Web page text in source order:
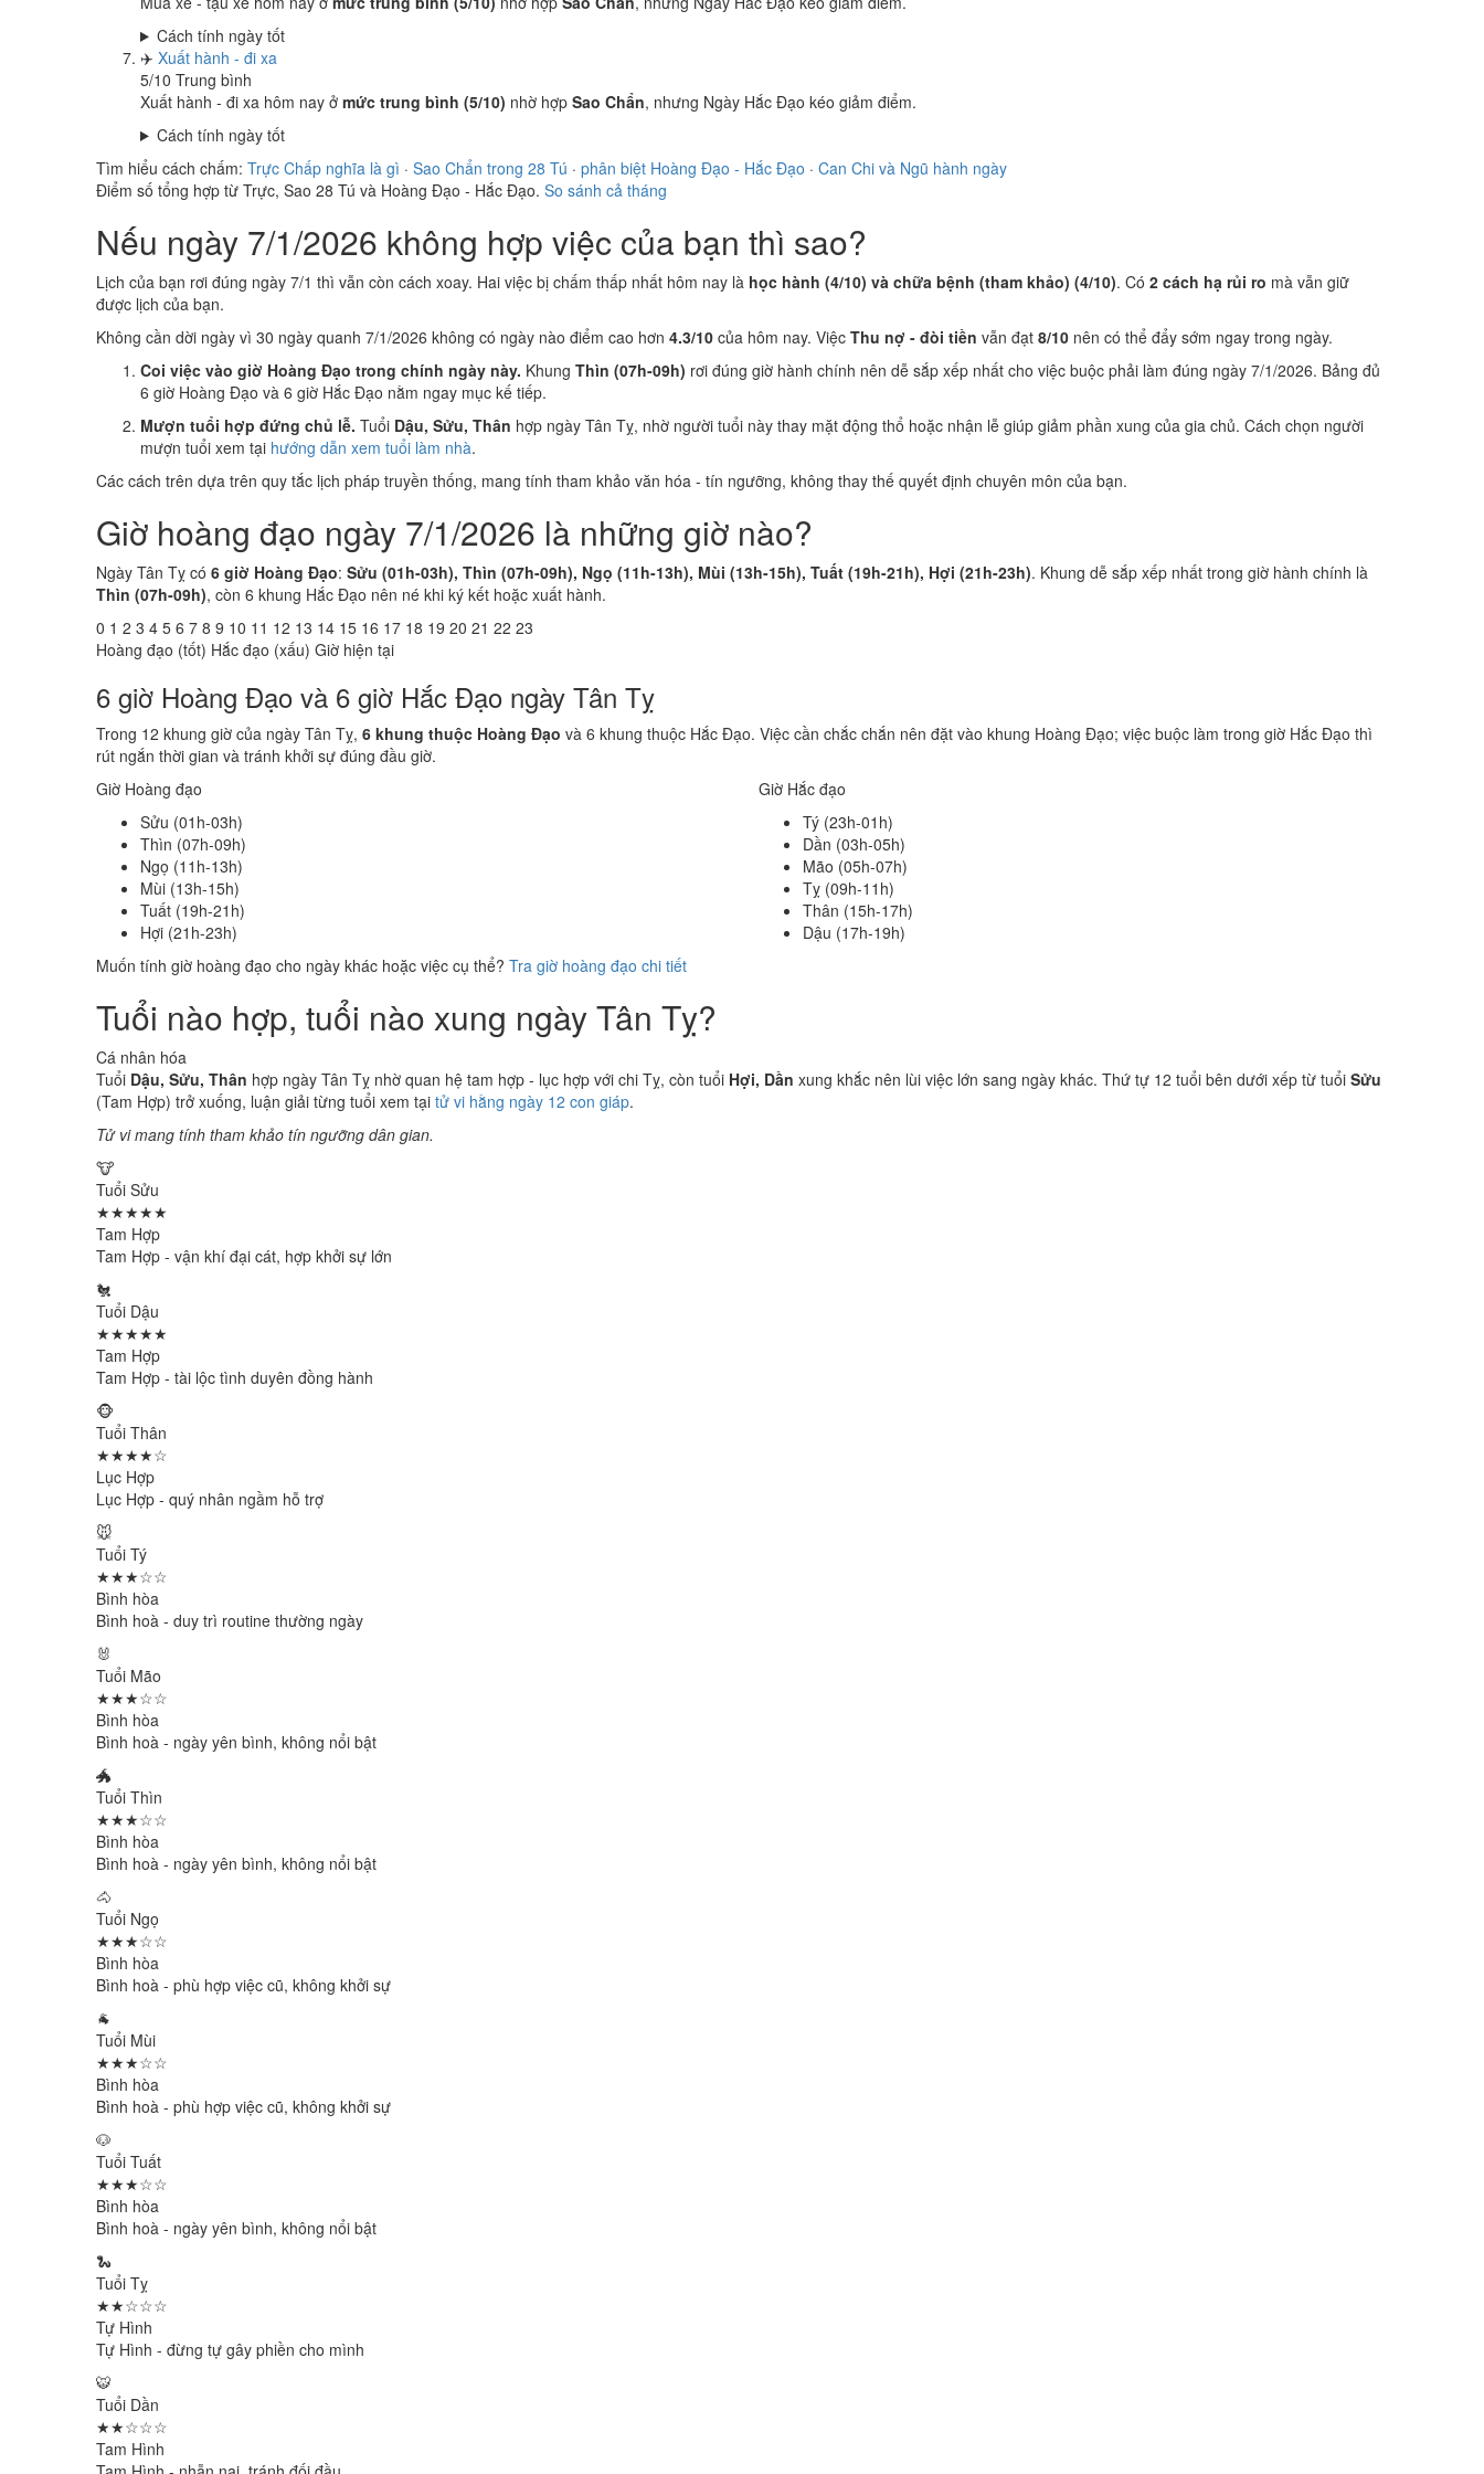
Cách tính ngày tốt
✈️ Xuất hành - đi xa
5/10 Trung bình
Xuất hành - đi xa hôm nay ở mức trung bình (5/10) nhờ hợp Sao Chẩn, nhưng Ngày Hắc Đạo kéo giảm điểm.
Cách tính ngày tốt
Tìm hiểu cách chấm: Trực Chấp nghĩa là gì · Sao Chẩn trong 28 Tú · phân biệt Hoàng Đạo - Hắc Đạo · Can Chi và Ngũ hành ngày
Điểm số tổng hợp từ Trực, Sao 28 Tú và Hoàng Đạo - Hắc Đạo. So sánh cả tháng
Nếu ngày 7/1/2026 không hợp việc của bạn thì sao?
Lịch của bạn rơi đúng ngày 7/1 thì vẫn còn cách xoay. Hai việc bị chấm thấp nhất hôm nay là học hành (4/10) và chữa bệnh (tham khảo) (4/10). Có 2 cách hạ rủi ro mà vẫn giữ
được lịch của bạn.
Không cần dời ngày vì 30 ngày quanh 7/1/2026 không có ngày nào điểm cao hơn 4.3/10 của hôm nay. Việc Thu nợ - đòi tiền vẫn đạt 8/10 nên có thể đẩy sớm ngay trong ngày.
Coi việc vào giờ Hoàng Đạo trong chính ngày này. Khung Thìn (07h-09h) rơi đúng giờ hành chính nên dễ sắp xếp nhất cho việc buộc phải làm đúng ngày 7/1/2026. Bảng đủ
6 giờ Hoàng Đạo và 6 giờ Hắc Đạo nằm ngay mục kế tiếp.
Mượn tuổi hợp đứng chủ lễ. Tuổi Dậu, Sửu, Thân hợp ngày Tân Tỵ, nhờ người tuổi này thay mặt động thổ hoặc nhận lễ giúp giảm phần xung của gia chủ. Cách chọn người
mượn tuổi xem tại hướng dẫn xem tuổi làm nhà.
Các cách trên dựa trên quy tắc lịch pháp truyền thống, mang tính tham khảo văn hóa - tín ngưỡng, không thay thế quyết định chuyên môn của bạn.
Giờ hoàng đạo ngày 7/1/2026 là những giờ nào?
Ngày Tân Tỵ có 6 giờ Hoàng Đạo: Sửu (01h-03h), Thìn (07h-09h), Ngọ (11h-13h), Mùi (13h-15h), Tuất (19h-21h), Hợi (21h-23h). Khung dễ sắp xếp nhất trong giờ hành chính là
Thìn (07h-09h), còn 6 khung Hắc Đạo nên né khi ký kết hoặc xuất hành.
0 1 2 3 4 5 6 7 8 9 10 11 12 13 14 15 16 17 18 19 20 21 22 23
Hoàng đạo (tốt) Hắc đạo (xấu) Giờ hiện tại
6 giờ Hoàng Đạo và 6 giờ Hắc Đạo ngày Tân Tỵ
Trong 12 khung giờ của ngày Tân Tỵ, 6 khung thuộc Hoàng Đạo và 6 khung thuộc Hắc Đạo. Việc cần chắc chắn nên đặt vào khung Hoàng Đạo; việc buộc làm trong giờ Hắc Đạo thì
rút ngắn thời gian và tránh khởi sự đúng đầu giờ.
Giờ Hoàng đạo
Sửu (01h-03h)
Thìn (07h-09h)
Ngọ (11h-13h)
Mùi (13h-15h)
Tuất (19h-21h)
Hợi (21h-23h)
Giờ Hắc đạo
Tý (23h-01h)
Dần (03h-05h)
Mão (05h-07h)
Tỵ (09h-11h)
Thân (15h-17h)
Dậu (17h-19h)
Muốn tính giờ hoàng đạo cho ngày khác hoặc việc cụ thể? Tra giờ hoàng đạo chi tiết
Tuổi nào hợp, tuổi nào xung ngày Tân Tỵ?
Cá nhân hóa
Tuổi Dậu, Sửu, Thân hợp ngày Tân Tỵ nhờ quan hệ tam hợp - lục hợp với chi Tỵ, còn tuổi Hợi, Dần xung khắc nên lùi việc lớn sang ngày khác. Thứ tự 12 tuổi bên dưới xếp từ tuổi Sửu
(Tam Hợp) trở xuống, luận giải từng tuổi xem tại tử vi hằng ngày 12 con giáp.
Tử vi mang tính tham khảo tín ngưỡng dân gian.
🐮
Tuổi Sửu
★★★★★
Tam Hợp
Tam Hợp - vận khí đại cát, hợp khởi sự lớn
🐔
Tuổi Dậu
★★★★★
Tam Hợp
Tam Hợp - tài lộc tình duyên đồng hành
🐵
Tuổi Thân
★★★★☆
Lục Hợp
Lục Hợp - quý nhân ngầm hỗ trợ
🐭
Tuổi Tý
★★★☆☆
Bình hòa
Bình hoà - duy trì routine thường ngày
🐰
Tuổi Mão
★★★☆☆
Bình hòa
Bình hoà - ngày yên bình, không nổi bật
🐲
Tuổi Thìn
★★★☆☆
Bình hòa
Bình hoà - ngày yên bình, không nổi bật
🐴
Tuổi Ngọ
★★★☆☆
Bình hòa
Bình hoà - phù hợp việc cũ, không khởi sự
🐐
Tuổi Mùi
★★★☆☆
Bình hòa
Bình hoà - phù hợp việc cũ, không khởi sự
🐶
Tuổi Tuất
★★★☆☆
Bình hòa
Bình hoà - ngày yên bình, không nổi bật
🐍
Tuổi Tỵ
★★☆☆☆
Tự Hình
Tự Hình - đừng tự gây phiền cho mình
🐯
Tuổi Dần
★★☆☆☆
Tam Hình